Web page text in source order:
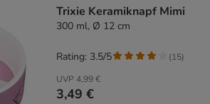
Trixie Keramiknapf Mimi
300 ml, Ø 12 cm
UVP 4,99 €
3,49 €
Rating: 3.5/5 (15)